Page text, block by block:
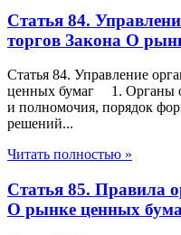
Статья 84.
торгов Закона О
Статья 84. Управление
ценных бумаг 1. Органы
и полномочия, порядок
решений...
Читать полностью »
Статья 85. Правила
О рынке ценных